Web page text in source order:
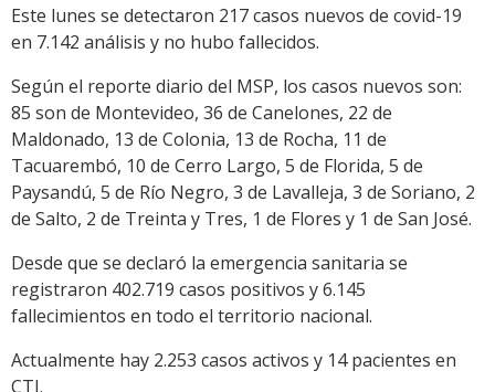
Link
Este lunes se detectaron 217 casos nuevos de covid-19
en 7.142 análisis y no hubo fallecidos.
Según el reporte diario del MSP, los casos nuevos son:
85 son de Montevideo, 36 de Canelones, 22 de
Maldonado, 13 de Colonia, 13 de Rocha, 11 de
Tacuarembó, 10 de Cerro Largo, 5 de Florida, 5 de
Paysandú, 5 de Río Negro, 3 de Lavalleja, 3 de Soriano, 2
de Salto, 2 de Treinta y Tres, 1 de Flores y 1 de San José.
Desde que se declaró la emergencia sanitaria se
registraron 402.719 casos positivos y 6.145
fallecimientos en todo el territorio nacional.
Actualmente hay 2.253 casos activos y 14 pacientes en
CTI.